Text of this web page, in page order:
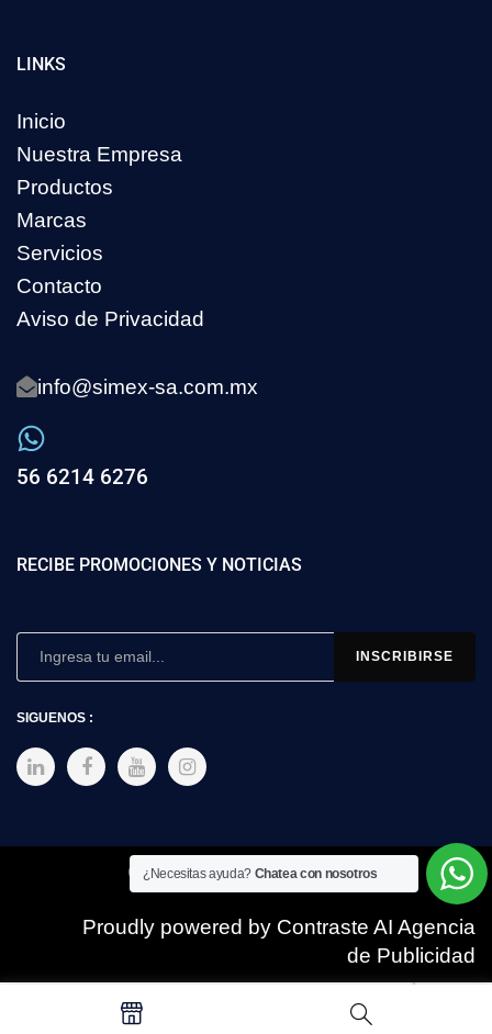
LINKS
Inicio
Nuestra Empresa
Productos
Marcas
Servicios
Contacto
Aviso de Privacidad
info@simex-sa.com.mx
56 6214 6276
RECIBE PROMOCIONES Y NOTICIAS
SIGUENOS :
Copyright © 2025 SIMEX
Proudly powered by Contraste AI Agencia
de Publicidad
¿Necesitas ayuda? Chatea con nosotros